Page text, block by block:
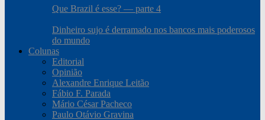
Que Brazil é esse? — parte 4
Dinheiro sujo é derramado nos bancos mais poderosos
do mundo
Colunas
Editorial
Opinião
Alexandre Enrique Leitão
Fábio F. Parada
Mário César Pacheco
Paulo Otávio Gravina